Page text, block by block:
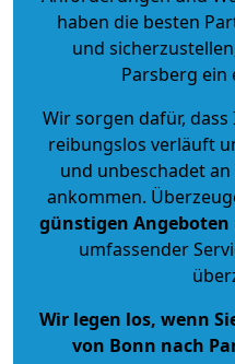
haben die besten
und
Parsberg
Wir sorgen dafür,
reibungslos verläuft
und unbeschadet
ankommen.
günstigen
umfassender
Wir legen los, wenn
von Bonn nach